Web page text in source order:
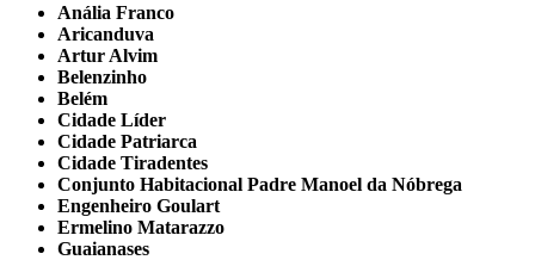
Anália Franco
Aricanduva
Artur Alvim
Belenzinho
Belém
Cidade Líder
Cidade Patriarca
Cidade Tiradentes
Conjunto Habitacional Padre Manoel da Nóbrega
Engenheiro Goulart
Ermelino Matarazzo
Guaianases